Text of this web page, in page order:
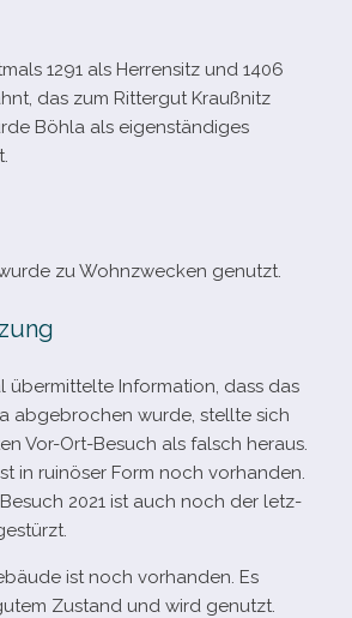
1291 als Herrensitz und 1406
das zum Rittergut Kraußnitz
Böhla als eigen­stän­di­ges
zu Wohnzwecken genutzt.
über­mit­telte Information, dass das
abge­bro­chen wurde, stellte sich
Vor-​Ort-​Besuch als falsch her­aus.
in rui­nö­ser Form noch vor­han­den.
2021 ist auch noch der letz­
ist noch vor­han­den. Es
Zustand und wird genutzt.